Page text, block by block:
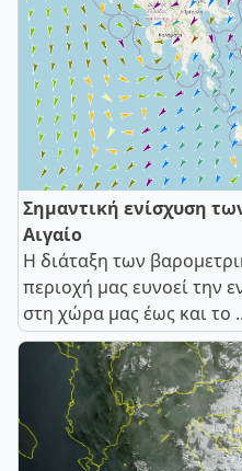
Σημαντική ενίσχυση
Αιγαίο
Η διάταξη των
περιοχή μας ευνοεί την
στη χώρα μας έως και το